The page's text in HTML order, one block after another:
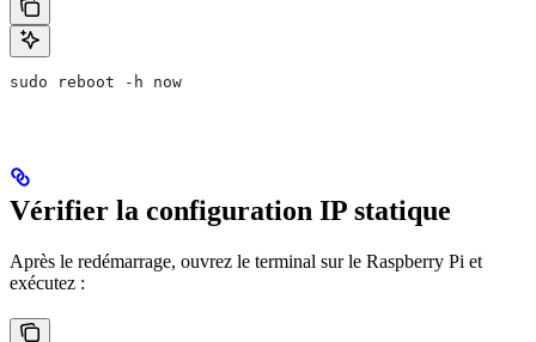
sudo reboot -h now
Vérifier la configuration IP statique
Après le redémarrage, ouvrez le terminal sur le Raspberry Pi et
exécutez :